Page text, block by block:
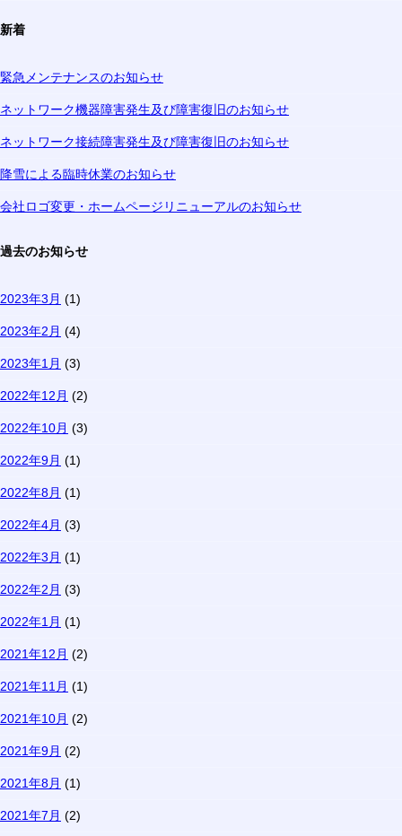
新着
緊急メンテナンスのお知らせ
ネットワーク機器障害発生及び障害復旧のお知らせ
ネットワーク接続障害発生及び障害復旧のお知らせ
降雪による臨時休業のお知らせ
会社ロゴ変更・ホームページリニューアルのお知らせ
過去のお知らせ
2023年3月 (1)
2023年2月 (4)
2023年1月 (3)
2022年12月 (2)
2022年10月 (3)
2022年9月 (1)
2022年8月 (1)
2022年4月 (3)
2022年3月 (1)
2022年2月 (3)
2022年1月 (1)
2021年12月 (2)
2021年11月 (1)
2021年10月 (2)
2021年9月 (2)
2021年8月 (1)
2021年7月 (2)